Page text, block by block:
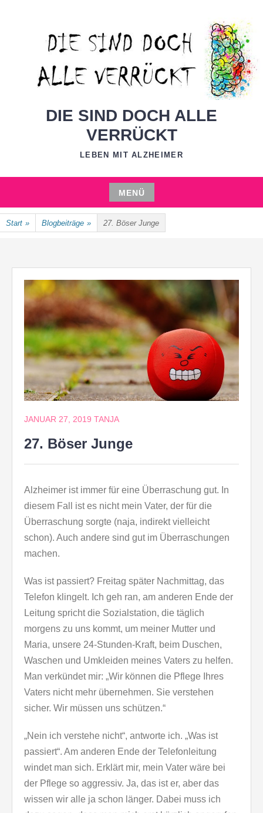
DIE SIND DOCH ALLE
VERRÜCKT
LEBEN MIT ALZHEIMER
MENÜ
Zum
Inhalt
Start » Blogbeiträge » 27. Böser Junge
JANUAR 27, 2019 TANJA
27. Böser Junge
Alzheimer ist immer für eine Überraschung gut. In
diesem Fall ist es nicht mein Vater, der für die
Überraschung sorgte (naja, indirekt vielleicht
schon). Auch andere sind gut im Überraschungen
machen.
Was ist passiert? Freitag später Nachmittag, das
Telefon klingelt. Ich geh ran, am anderen Ende der
Leitung spricht die Sozialstation, die täglich
morgens zu uns kommt, um meiner Mutter und
Maria, unsere 24-Stunden-Kraft, beim Duschen,
Waschen und Umkleiden meines Vaters zu helfen.
Man verkündet mir: „Wir können die Pflege Ihres
Vaters nicht mehr übernehmen. Sie verstehen
sicher. Wir müssen uns schützen.“
„Nein ich verstehe nicht“, antworte ich. „Was ist
passiert“. Am anderen Ende der Telefonleitung
windet man sich. Erklärt mir, mein Vater wäre bei
der Pflege so aggressiv. Ja, das ist er, aber das
wissen wir alle ja schon länger. Dabei muss ich